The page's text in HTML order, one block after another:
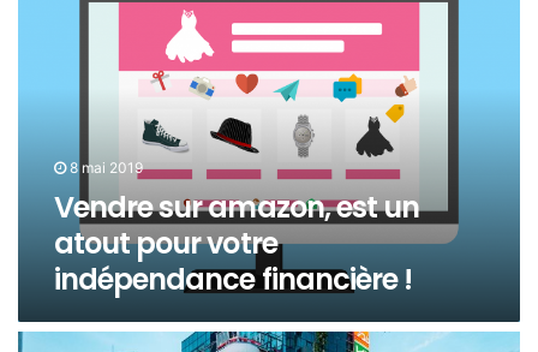
8 mai 2019
Vendre sur amazon, est un
atout pour votre
indépendance financière !